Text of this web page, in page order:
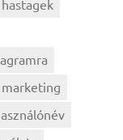
hastagek